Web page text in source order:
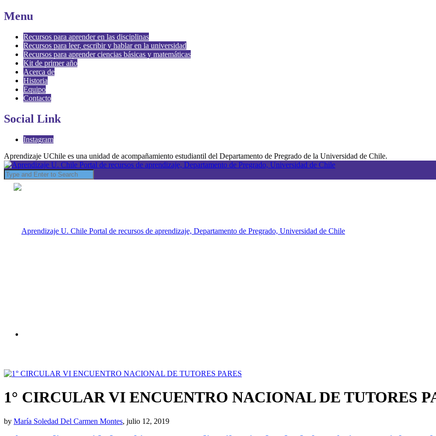
Menu
Recursos para aprender en las disciplinas
Recursos para leer, escribir y hablar en la universidad
Recursos para aprender ciencias básicas y matemáticas
Kit de primer año
Acerca de
Historia
Equipo
Contacto
Social Link
Instagram
Aprendizaje UChile es una unidad de acompañamiento estudiantil del Departamento de Pregrado de la Universidad de Chile.
1° CIRCULAR VI ENCUENTRO NACIONAL DE TUTORES
by María Soledad Del Carmen Montes, julio 12, 2019